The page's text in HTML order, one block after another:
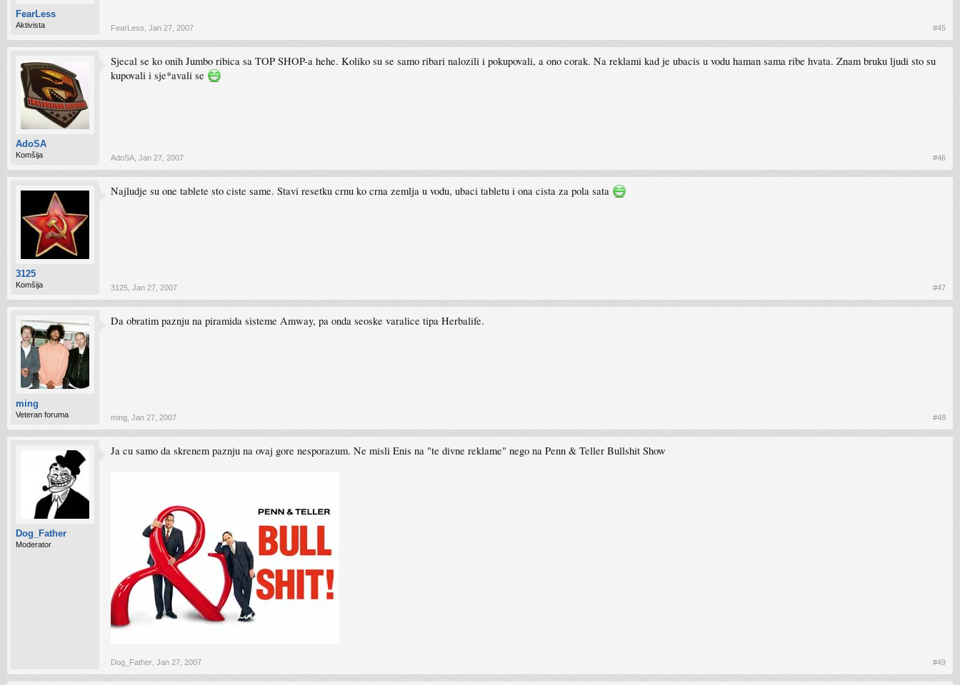
FearLess
Aktivista FearLess Jan 27, 2007 #45
AdoSA
Komšija
Sjecal se ko onih Jumbo ribica sa TOP SHOP-a hehe. Koliko su se samo ribari nalozili i pokupovali, a ono corak. Na reklami kad je ubacis u vodu haman sama ribe hvata. Znam bruku ljudi sto su
kupovali i sje*avali se
AdoSA Jan 27, 2007 #46
3125
Komšija
Najludje su one tablete sto ciste same. Stavi resetku crnu ko crna zemlja u vodu, ubaci tabletu i ona cista za pola sata
3125 Jan 27, 2007 #47
ming
Veteran foruma
Da obratim paznju na piramida sisteme Amway, pa onda seoske varalice tipa Herbalife.
ming Jan 27, 2007 #48
Dog_Father
Moderator
Ja cu samo da skrenem paznju na ovaj gore nesporazum. Ne misli Enis na "te divne reklame" nego na Penn & Teller Bullshit Show
Dog_Father Jan 27, 2007 #49